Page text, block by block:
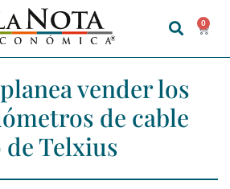
0
vender los
de cable
Telxius